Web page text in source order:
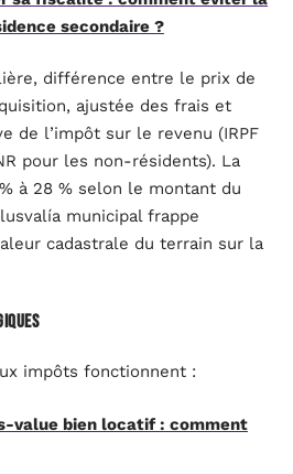
secondaire ?
différence entre le prix de
ajustée des frais et
de l’impôt sur le revenu (IRPF
pour les non-résidents). La
à 28 % selon le montant du
municipal frappe
cadastrale du terrain sur la
impôts fonctionnent :
value bien locatif : comment